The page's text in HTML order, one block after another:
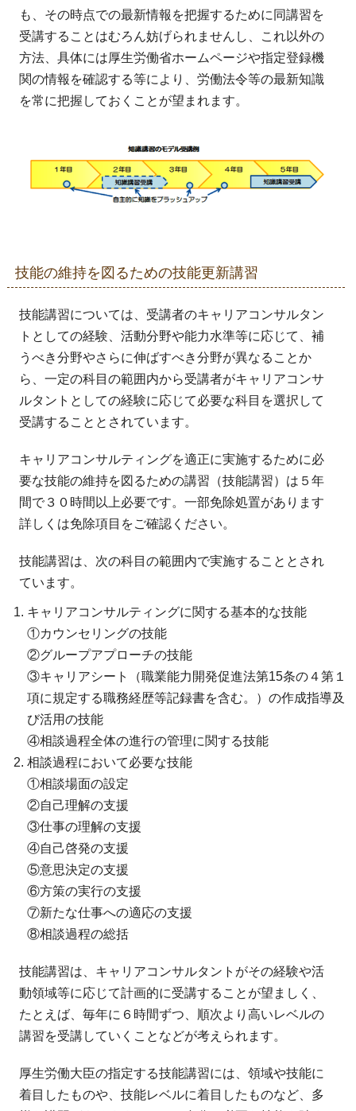
も、その時点での最新情報を把握するために同講習を
受講することはむろん妨げられませんし、これ以外の
方法、具体には厚生労働省ホームページや指定登録機
関の情報を確認する等により、労働法令等の最新知識
を常に把握しておくことが望まれます。
技能の維持を図るための技能更新講習
技能講習については、受講者のキャリアコンサルタン
トとしての経験、活動分野や能力水準等に応じて、補
うべき分野やさらに伸ばすべき分野が異なることか
ら、一定の科目の範囲内から受講者がキャリアコンサ
ルタントとしての経験に応じて必要な科目を選択して
受講することとされています。
キャリアコンサルティングを適正に実施するために必
要な技能の維持を図るための講習（技能講習）は５年
間で３０時間以上必要です。一部免除処置があります
詳しくは免除項目をご確認ください。
技能講習は、次の科目の範囲内で実施することとされ
ています。
キャリアコンサルティングに関する基本的な技能
①カウンセリングの技能
②グループアプローチの技能
③キャリアシート（職業能力開発促進法第15条の４第１
項に規定する職務経歴等記録書を含む。）の作成指導及
び活用の技能
④相談過程全体の進行の管理に関する技能
相談過程において必要な技能
①相談場面の設定
②自己理解の支援
③仕事の理解の支援
④自己啓発の支援
⑤意思決定の支援
⑥方策の実行の支援
⑦新たな仕事への適応の支援
⑧相談過程の総括
技能講習は、キャリアコンサルタントがその経験や活
動領域等に応じて計画的に受講することが望ましく、
たとえば、毎年に６時間ずつ、順次より高いレベルの
講習を受講していくことなどが考えられます。
厚生労働大臣の指定する技能講習には、領域や技能に
着目したものや、技能レベルに着目したものなど、多